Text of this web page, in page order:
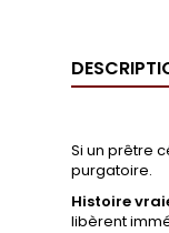
Si un prêtre
purgatoire.
Histoire
libèrent